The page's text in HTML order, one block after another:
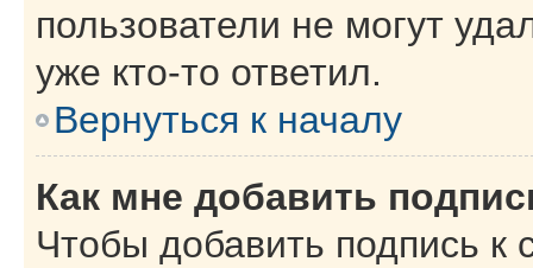
пользователи не могут
уже кто-то ответил.
Вернуться к началу
Как мне добавить
Чтобы добавить подпись